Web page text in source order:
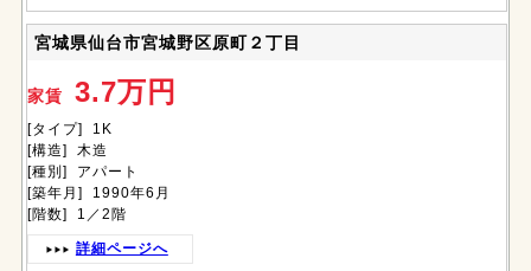
宮城県仙台市宮城野区原町２丁目
家賃 3.7万円
[タイプ] 1K
[構造] 木造
[種別] アパート
[築年月] 1990年6月
[階数] 1／2階
詳細ページへ